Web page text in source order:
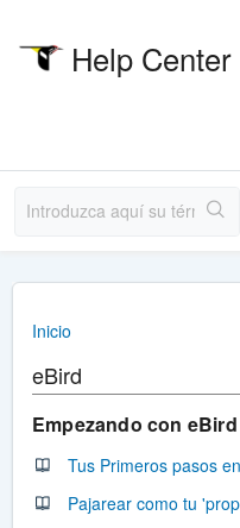
Help Center
Inicio
eBird
Empezando con eBird
Tus Primeros pasos
Pajarear como tu